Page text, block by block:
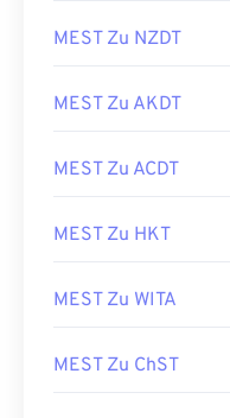
MEST Zu NZDT
MEST Zu AKDT
MEST Zu ACDT
MEST Zu HKT
MEST Zu WITA
MEST Zu ChST